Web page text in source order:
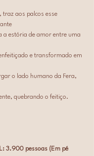
traz aos palcos esse
a estória de amor entre uma
e transformado em
o lado humano da Fera,
quebrando o feitiço.
3.900 pessoas (Em pé